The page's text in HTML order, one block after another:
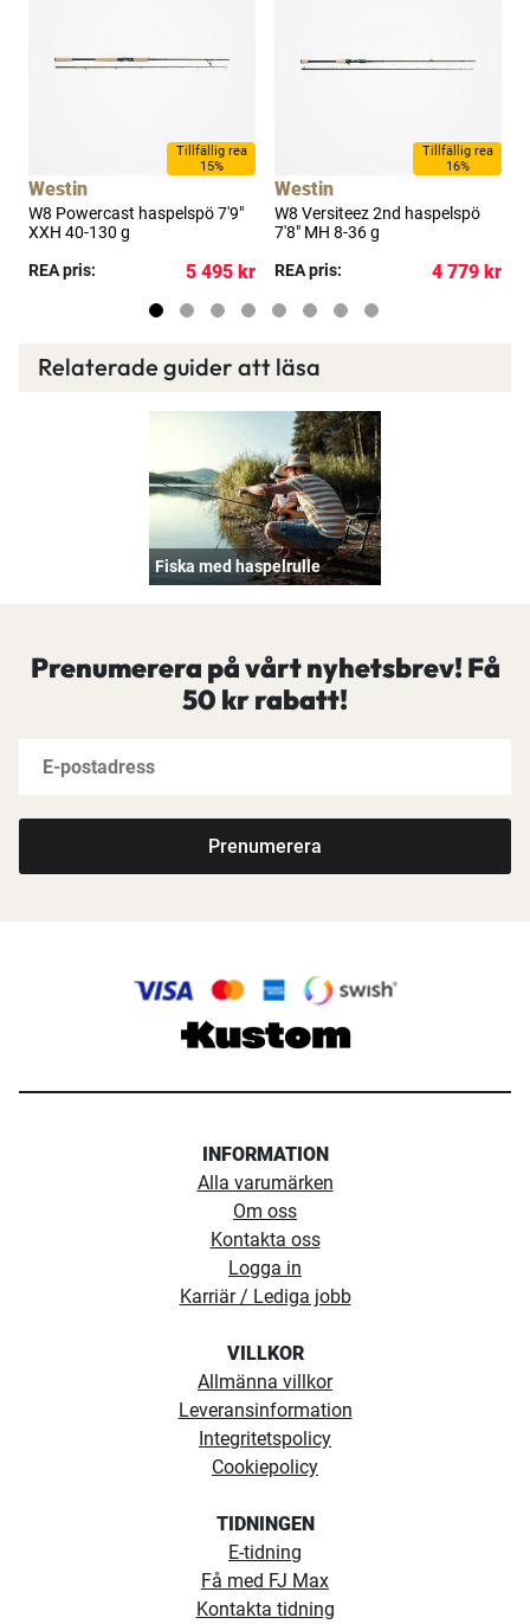
Tillfällig rea
15%
Westin
W8 Powercast haspelspö 7'9"
XXH 40-130 g
REA pris:
5 495 kr
Tillfällig rea
16%
Westin
W8 Versiteez 2nd haspelspö
7'8" MH 8-36 g
REA pris:
4 779 kr
Relaterade guider att läsa
Fiska med haspelrulle
Prenumerera på vårt nyhetsbrev! Få
50 kr rabatt!
Prenumerera
INFORMATION
Alla varumärken
Om oss
Kontakta oss
Logga in
Karriär / Lediga jobb
VILLKOR
Allmänna villkor
Leveransinformation
Integritetspolicy
Cookiepolicy
TIDNINGEN
E-tidning
Få med FJ Max
Kontakta tidning